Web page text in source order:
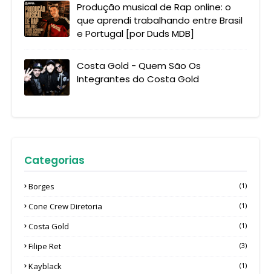
Produção musical de Rap online: o
que aprendi trabalhando entre Brasil
e Portugal [por Duds MDB]
Costa Gold - Quem São Os
Integrantes do Costa Gold
Categorias
Borges (1)
Cone Crew Diretoria (1)
Costa Gold (1)
Filipe Ret (3)
Kayblack (1)